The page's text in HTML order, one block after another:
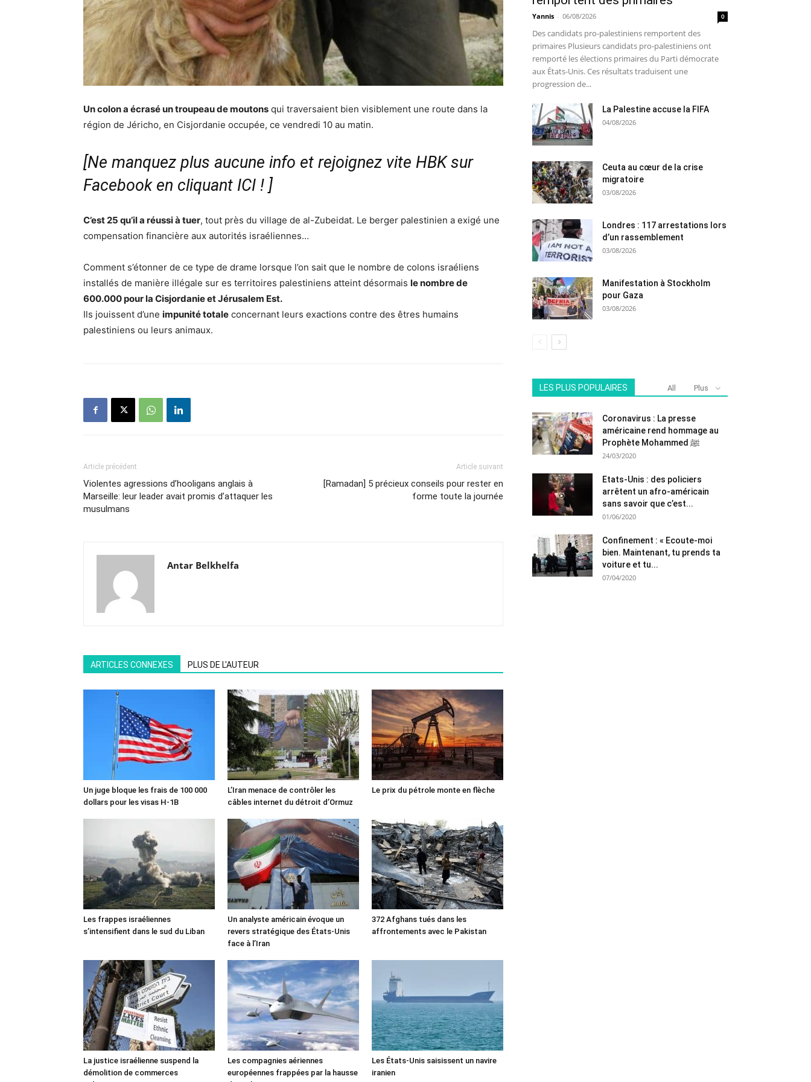
Un colon a écrasé un troupeau de moutons qui traversaient bien visiblement une route dans la
région de Jéricho, en Cisjordanie occupée, ce vendredi 10 au matin.
[Ne manquez plus aucune info et rejoignez vite HBK sur
Facebook en cliquant ICI ! ]
C’est 25 qu’il a réussi à tuer, tout près du village de al-Zubeidat. Le berger palestinien a exigé une
compensation financière aux autorités israéliennes…
Comment s’étonner de ce type de drame lorsque l’on sait que le nombre de colons israéliens
installés de manière illégale sur es territoires palestiniens atteint désormais le nombre de
600.000 pour la Cisjordanie et Jérusalem Est.
Ils jouissent d’une impunité totale concernant leurs exactions contre des êtres humains
palestiniens ou leurs animaux.
Article précédent
Violentes agressions d’hooligans anglais à
Marseille: leur leader avait promis d’attaquer les
musulmans
Article suivant
[Ramadan] 5 précieux conseils pour rester en
forme toute la journée
Antar Belkhelfa
ARTICLES CONNEXES PLUS DE L'AUTEUR
Un juge bloque les frais de 100 000
dollars pour les visas H-1B
L’Iran menace de contrôler les
câbles internet du détroit d’Ormuz
Le prix du pétrole monte en flèche
Les frappes israéliennes
s’intensifient dans le sud du Liban
Un analyste américain évoque un
revers stratégique des États-Unis
face à l’Iran
372 Afghans tués dans les
affrontements avec le Pakistan
La justice israélienne suspend la
démolition de commerces
Les compagnies aériennes
européennes frappées par la hausse
Les États-Unis saisissent un navire
iranien
Yannis - 06/08/2026 0
Des candidats pro-palestiniens remportent des
primaires Plusieurs candidats pro-palestiniens ont
remporté les élections primaires du Parti démocrate
aux États-Unis. Ces résultats traduisent une
progression de...
La Palestine accuse la FIFA
04/08/2026
Ceuta au cœur de la crise
migratoire
03/08/2026
Londres : 117 arrestations lors
d’un rassemblement
03/08/2026
Manifestation à Stockholm
pour Gaza
03/08/2026
LES PLUS POPULAIRES All Plus
Coronavirus : La presse
américaine rend hommage au
Prophète Mohammed ﷺ
24/03/2020
Etats-Unis : des policiers
arrêtent un afro-américain
sans savoir que c’est...
01/06/2020
Confinement : « Ecoute-moi
bien. Maintenant, tu prends ta
voiture et tu...
07/04/2020